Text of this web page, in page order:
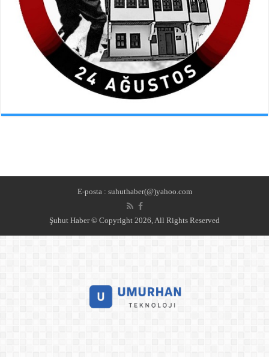
E-posta : suhuthaber(@)yahoo.com
Şuhut Haber © Copyright 2026, All Rights Reserved